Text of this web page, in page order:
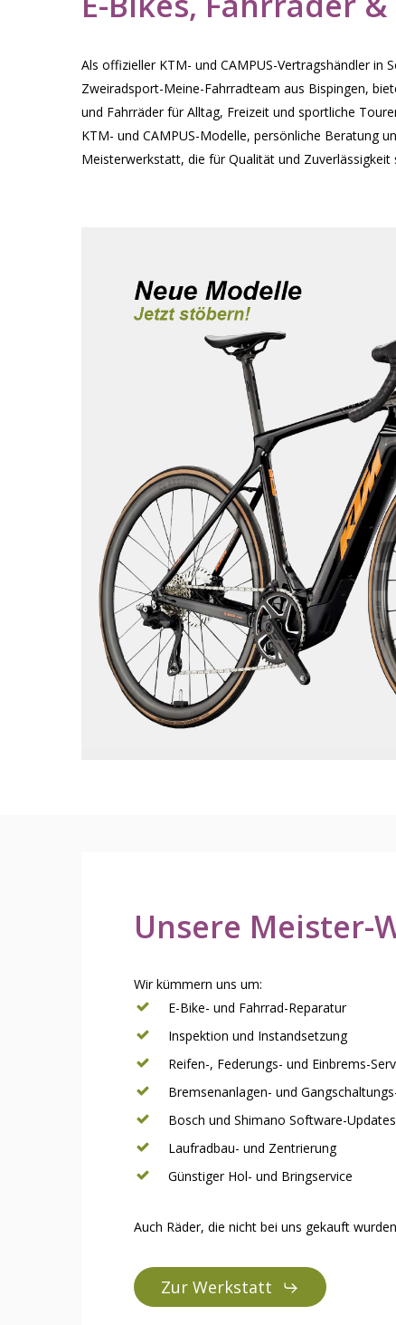
Als offizieller KTM- und CAMPUS-Vertragshändler in
Zweiradsport-Meine-Fahrradteam aus Bispingen,
und Fahrräder für Alltag, Freizeit und sportliche
KTM- und CAMPUS-Modelle, persönliche Beratung
Meisterwerkstatt, die für Qualität und Zuverlässigkeit
Unsere Meister-
Wir kümmern uns um:
E-Bike- und Fahrrad-Reparatur
Inspektion und Instandsetzung
Reifen-, Federungs- und Einbrems-
Bremsenanlagen- und
Bosch und Shimano Software-
Laufradbau- und Zentrierung
Günstiger Hol- und Bringservice
Auch Räder, die nicht bei uns gekauft
Zur Werkstatt